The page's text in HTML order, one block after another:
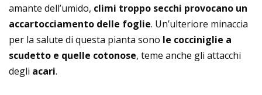
amante dell’umido, climi troppo secchi provocano un
accartocciamento delle foglie. Un’ulteriore minaccia
per la salute di questa pianta sono le cocciniglie a
scudetto e quelle cotonose, teme anche gli attacchi
degli acari.